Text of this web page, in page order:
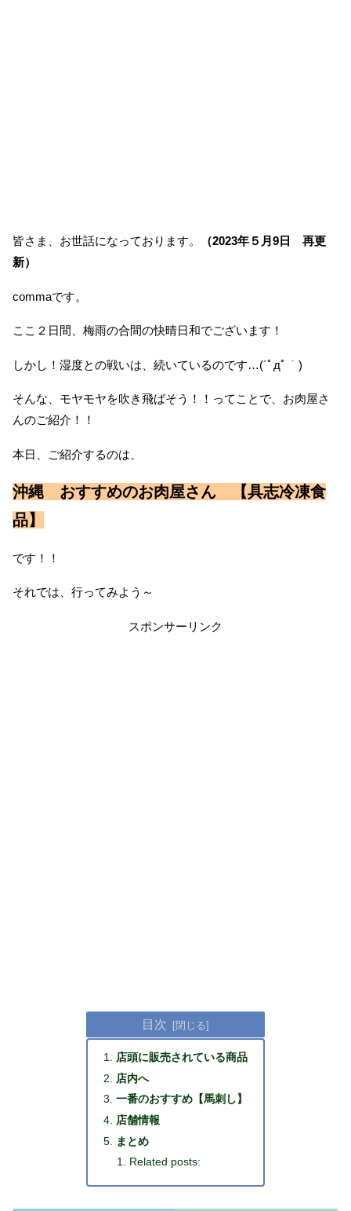
皆さま、お世話になっております。
（2023年５月9日 再更
新）
commaです。
ここ２日間、梅雨の合間の快晴日和でございます！
しかし！湿度との戦いは、続いているのです…(´ﾟдﾟ｀)
そんな、モヤモヤを吹き飛ばそう！！ってことで、お肉屋さ
んのご紹介！！
本日、ご紹介するのは、
沖縄 おすすめのお肉屋さん 【具志冷凍食
品】
です！！
それでは、行ってみよう～
スポンサーリンク
目次
店頭に販売されている商品
店内へ
一番のおすすめ【馬刺し】
店舗情報
まとめ
Related posts: